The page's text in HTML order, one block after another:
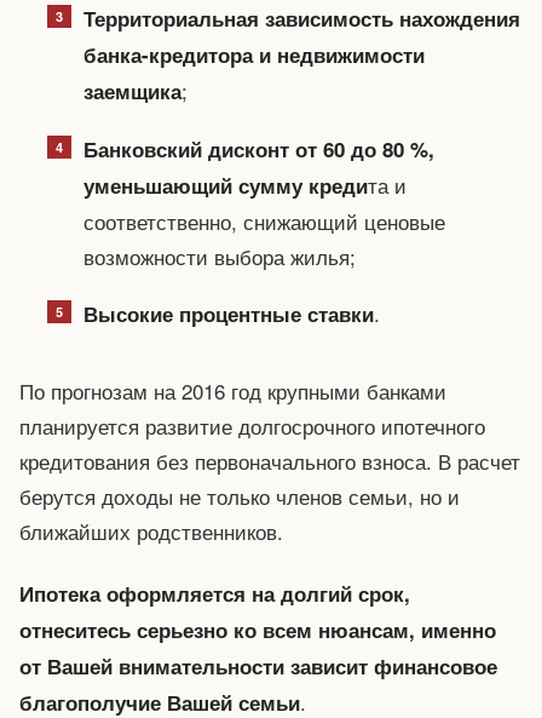
Территориальная зависимость нахождения
банка-кредитора и недвижимости
заемщика;
Банковский дисконт от 60 до 80 %,
уменьшающий сумму кредита и
соответственно, снижающий ценовые
возможности выбора жилья;
Высокие процентные ставки.
По прогнозам на 2016 год крупными банками
планируется развитие долгосрочного ипотечного
кредитования без первоначального взноса. В расчет
берутся доходы не только членов семьи, но и
ближайших родственников.
Ипотека оформляется на долгий срок,
отнеситесь серьезно ко всем нюансам, именно
от Вашей внимательности зависит финансовое
благополучие Вашей семьи.